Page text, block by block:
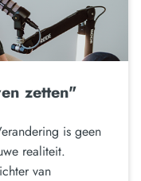
zetten"
is geen
realiteit.
van